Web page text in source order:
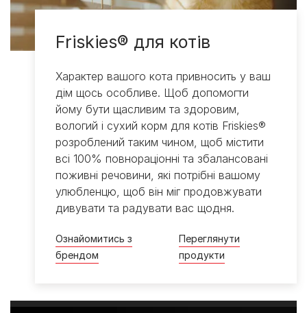
Friskies® для котів
Характер вашого кота привносить у ваш
дім щось особливе. Щоб допомогти
йому бути щасливим та здоровим,
вологий і сухий корм для котів Friskies®
розроблений таким чином, щоб містити
всі 100% повнораціонні та збалансовані
поживні речовини, які потрібні вашому
улюбленцю, щоб він міг продовжувати
дивувати та радувати вас щодня.
Ознайомитись з
брендом​
Переглянути
продукти​